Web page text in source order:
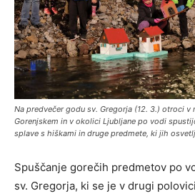
Na predvečer godu sv. Gregorja (12. 3.) otroci v
Gorenjskem in v okolici Ljubljane po vodi
splave s hiškami in druge predmete, ki jih
Spuščanje gorečih predmetov po
sv. Gregorja, ki se je v drugi